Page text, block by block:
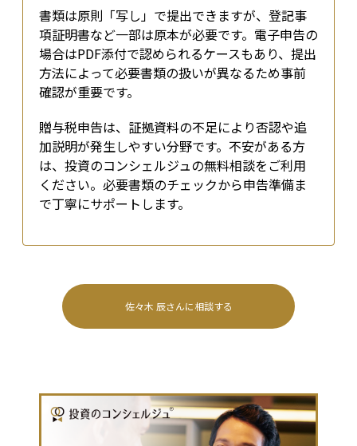
書類は原則「写し」で提出できますが、登記事
項証明書など一部は原本が必要です。電子申告の
場合はPDF添付で認められるケースもあり、提出
方法によって必要書類の扱いが異なるため事前
確認が重要です。
贈与税申告は、証拠資料の不足により否認や追
加説明が発生しやすい分野です。不安がある方
は、投資のコンシェルジュの無料相談をご利用
ください。必要書類のチェックから申告準備ま
で丁寧にサポートします。
佐々木 辰さんに相談する